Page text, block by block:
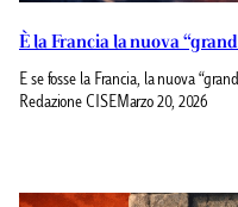
È la Francia la nuova
E se fosse la Francia, la nuova
Redazione CISEMarzo 20, 2026